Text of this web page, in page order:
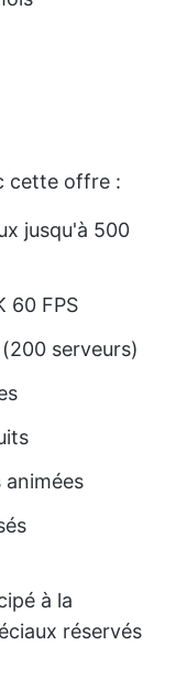
cette offre :
jusqu'à 500
60 FPS
serveurs)
à la
réservés